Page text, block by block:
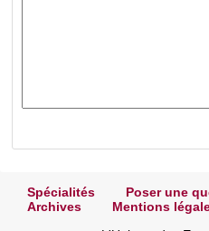
Spécialités Poser une
Archives
Mentions